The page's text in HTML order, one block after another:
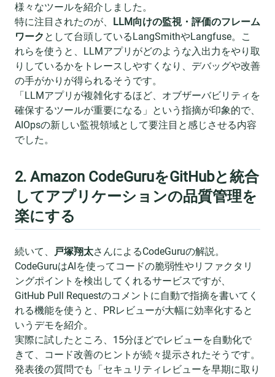
様々なツールを紹介しました。
特に注目されたのが、 LLM向けの監視・評価のフレーム
ワーク として台頭しているLangSmithやLangfuse。こ
れらを使うと、LLMアプリがどのような入出力をやり取
りしているかをトレースしやすくなり、デバッグや改善
の手がかりが得られるそうです。
「LLMアプリが複雑化するほど、オブザーバビリティを
確保するツールが重要になる」という指摘が印象的で、
AIOpsの新しい監視領域として要注目と感じさせる内容
でした。
2. Amazon CodeGuruをGitHubと統合
してアプリケーションの品質管理を
楽にする
続いて、 戸塚翔太さんによるCodeGuruの解説。
CodeGuruはAIを使ってコードの脆弱性やリファクタリ
ングポイントを検出してくれるサービスですが、
GitHub Pull Requestのコメントに自動で指摘を書いてく
れる機能を使うと、PRレビューが大幅に効率化すると
いうデモを紹介。
実際に試したところ、15分ほどでレビューを自動化で
きて、コード改善のヒントが続々提示されたそうです。
発表後の質問でも「セキュリティレビューを早期に取り